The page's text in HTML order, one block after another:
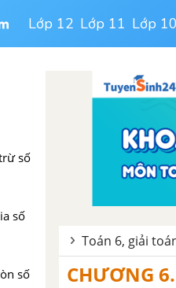
Lớp 12 Lớp 11 Lớp 10
số
số
số
Toán 6, giải
CHƯƠNG